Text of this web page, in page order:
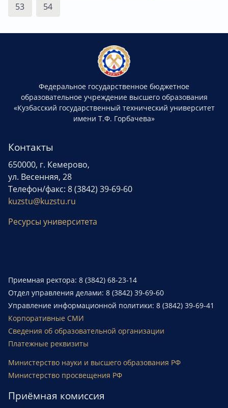
53
54
Федеральное государственное бюджетное
образовательное учреждение высшего образования
«Кузбасский государственный технический университет
имени Т.Ф. Горбачева»
Контакты
650000, г. Кемерово,
ул. Весенняя, 28
Телефон/факс: 8 (3842) 39-69-60
kuzstu@kuzstu.ru
Ресурсы университета
Приемная ректора: 8 (3842) 68-23-14
Отдел управления делами: 8 (3842) 39-69-60
Управление информационной политики: 8 (3842) 39-69-41
Корпоративные СМИ
Сведения об образовательной организации
Платежные реквизиты
Министерство науки и высшего образования РФ
Министерство просвещения РФ
Приёмная комиссия